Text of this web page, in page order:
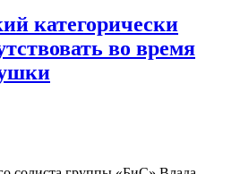
категорически
во время